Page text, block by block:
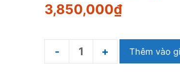
3,850,000₫
Thêm vào